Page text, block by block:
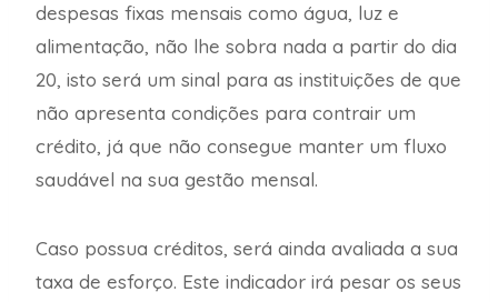
despesas fixas mensais como água, luz e
alimentação, não lhe sobra nada a partir do dia
20, isto será um sinal para as instituições de que
não apresenta condições para contrair um
crédito, já que não consegue manter um fluxo
saudável na sua gestão mensal.
Caso possua créditos, será ainda avaliada a sua
taxa de esforço. Este indicador irá pesar os seus